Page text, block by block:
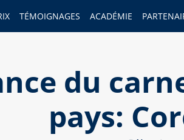
TÉMOIGNAGES ACADÉMIE
du
pays: